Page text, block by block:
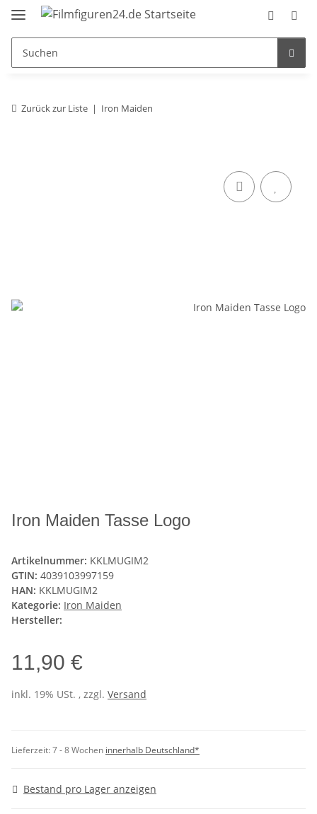
Zurück zur Liste Iron Maiden
Iron Maiden Tasse Logo
Artikelnummer: KKLMUGIM2
GTIN: 4039103997159
HAN: KKLMUGIM2
Kategorie: Iron Maiden
Hersteller:
11,90 €
inkl. 19% USt. , zzgl. Versand
Lieferzeit:7 - 8 Wochen innerhalb Deutschland*
Bestand pro Lager anzeigen